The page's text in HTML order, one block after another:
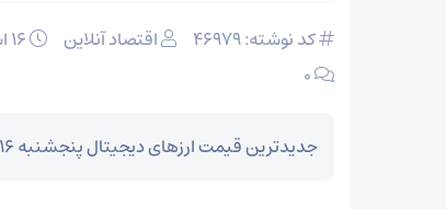
کد نوشته: 46979 اقتصاد آنلاین
۰
جدیدترین قیمت ارز‌های دیجیتال پنجشنبه ۱۶ اسفند ۱۴۰۳ منتشر شد.